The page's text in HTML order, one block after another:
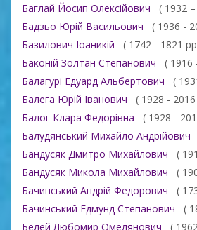
Баглай Йосип Олексійович ( 1932
Бадзьо Юрій Васильович ( 1936 -
Базилович Іоаникій
( 1742 - 1821
Баконій Золтан Степанович ( 1916
Балагурі Едуард Альбертович (
Балега Юрій Іванович ( 1928 - 2016
Балог Клара Федорівна ( 1928 -
Балудянський Михайло Андрійович
Бандусяк Дмитро Михайлович (
Бандусяк Микола Михайлович (
Бачинський Андрій Федорович (
Бачинський Едмунд Степанович (
Белей Любомир Омелянович (